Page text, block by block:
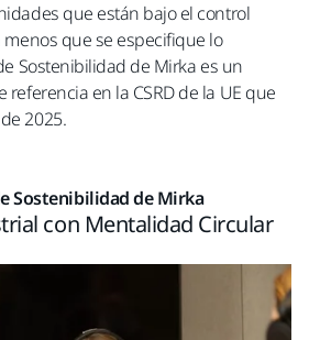
que están bajo el control
que se especifique lo
Sostenibilidad de Mirka es un
en la CSRD de la UE que
2025.
Sostenibilidad de Mirka
con Mentalidad Circular​